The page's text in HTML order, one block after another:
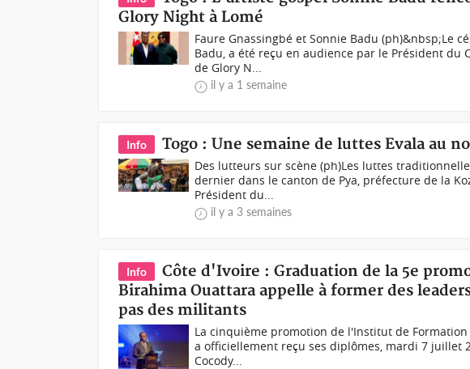
Glory Night à Lomé
Faure Gnassingbé et Sonnie Badu (ph)&nbsp;Le
Badu, a été reçu en audience par le Président du
de Glory N...
il y a 1 semaine
Info Togo : Une semaine de luttes Evala au
Des lutteurs sur scène (ph)Les luttes
dernier dans le canton de Pya, préfecture de la
Président du...
il y a 3 semaines
Info
Côte d'Ivoire : Graduation de la 5e
Birahima Ouattara appelle à former des
pas des militants
La cinquième promotion de l'Institut de Formation
a officiellement reçu ses diplômes, mardi 7 juillet
Cocody...